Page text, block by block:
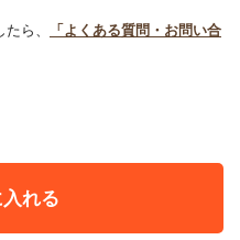
ら、
「よくある質問・お問い合
れる